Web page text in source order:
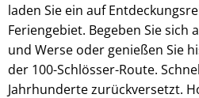
laden Sie ein auf
Feriengebiet. Begeben Sie sich
und Werse oder genießen Sie
der 100-Schlösser-Route.
Jahrhunderte zurückversetzt.